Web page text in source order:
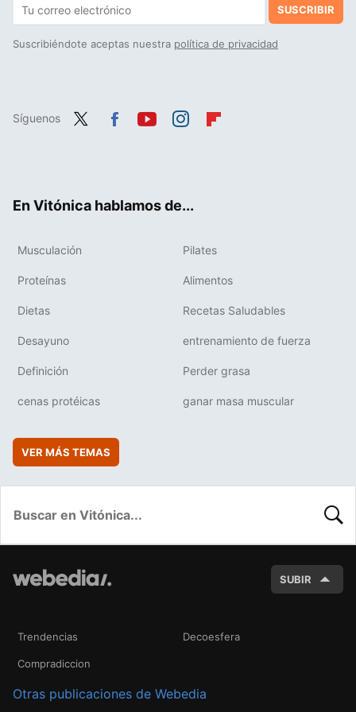
SUSCRIBIR
Suscribiéndote aceptas nuestra política de privacidad
Síguenos
En Vitónica hablamos de...
Musculación Pilates
Proteínas Alimentos
Dietas Recetas Saludables
Desayuno entrenamiento de fuerza
Definición Perder grasa
cenas protéicas ganar masa muscular
VER MÁS TEMAS
SUBIR
Trendencias Decoesfera
Compradiccion
Otras publicaciones de Webedia